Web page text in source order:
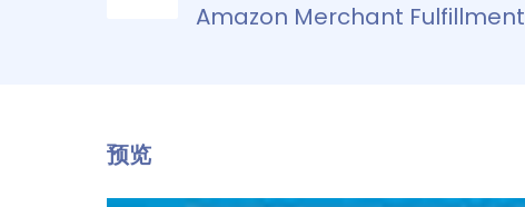
Amazon Merchant Fulfillment
预览